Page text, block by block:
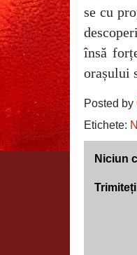
se cu
însă
orașului
Posted by
Etichete:
Niciun